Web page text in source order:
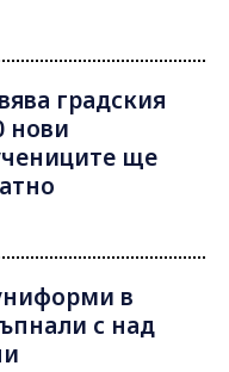
градския
нови
ще
в
с над